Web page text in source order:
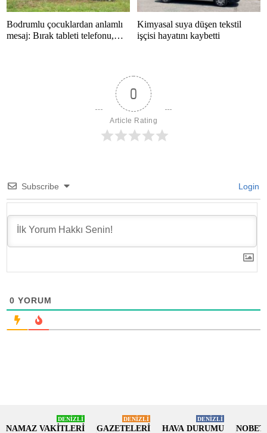
Bodrumlu çocuklardan anlamlı
mesaj: Bırak tableti telefonu,
Kimyasal suya düşen tekstil
işçisi hayatını kaybetti
0
Article Rating
Subscribe Login
0 YORUM
NAMAZ VAKİTLERİ
DENİZLİ
GAZETELERİ
DENİZLİ
HAVA DURUMU
DENİZLİ